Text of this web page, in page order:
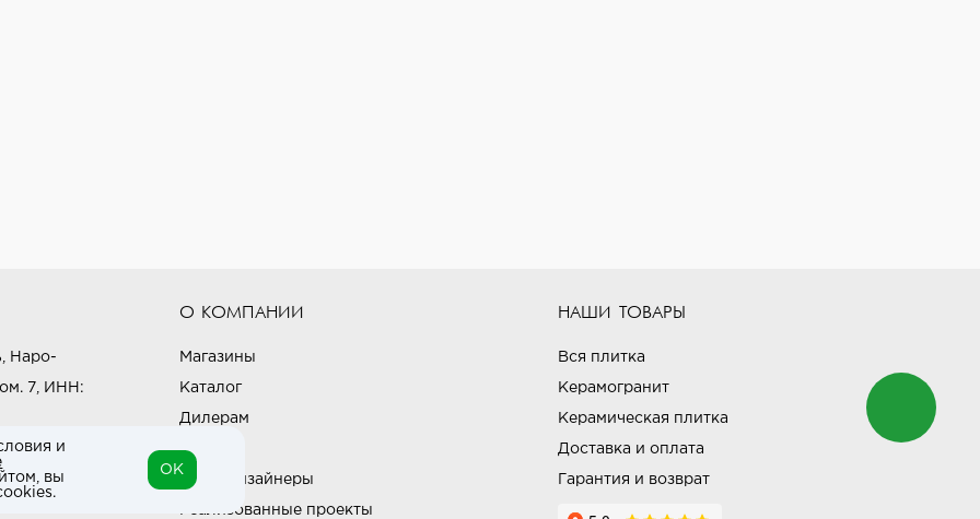
Наро-
7, ИНН:
О КОМПАНИИ
Магазины
Каталог
Дилерам
Блог
Наши дизайнеры
Реализованные проекты
НАШИ ТОВАРЫ
Вся плитка
Керамогранит
Керамическая плитка
Доставка и оплата
Гарантия и возврат
и
вы
OK